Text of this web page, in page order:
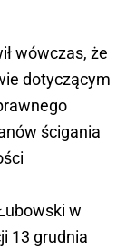
wówczas, że
dotyczącym
ścigania
w
13 grudnia